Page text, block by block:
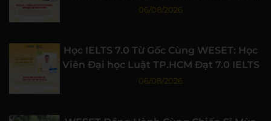
Học Tập Chất Lượng
06/08/2026
Học IELTS 7.0 Từ Gốc Cùng WESET: Học
Viên Đại học Luật TP.HCM Đạt 7.0 IELTS
06/08/2026